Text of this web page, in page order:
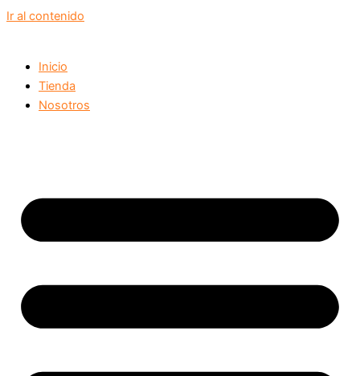
Ir al contenido
Inicio
Tienda
Nosotros